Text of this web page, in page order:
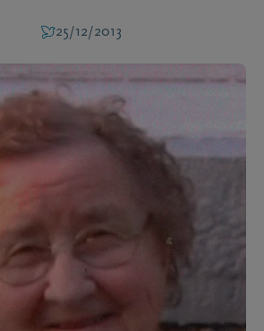
25/12/2013